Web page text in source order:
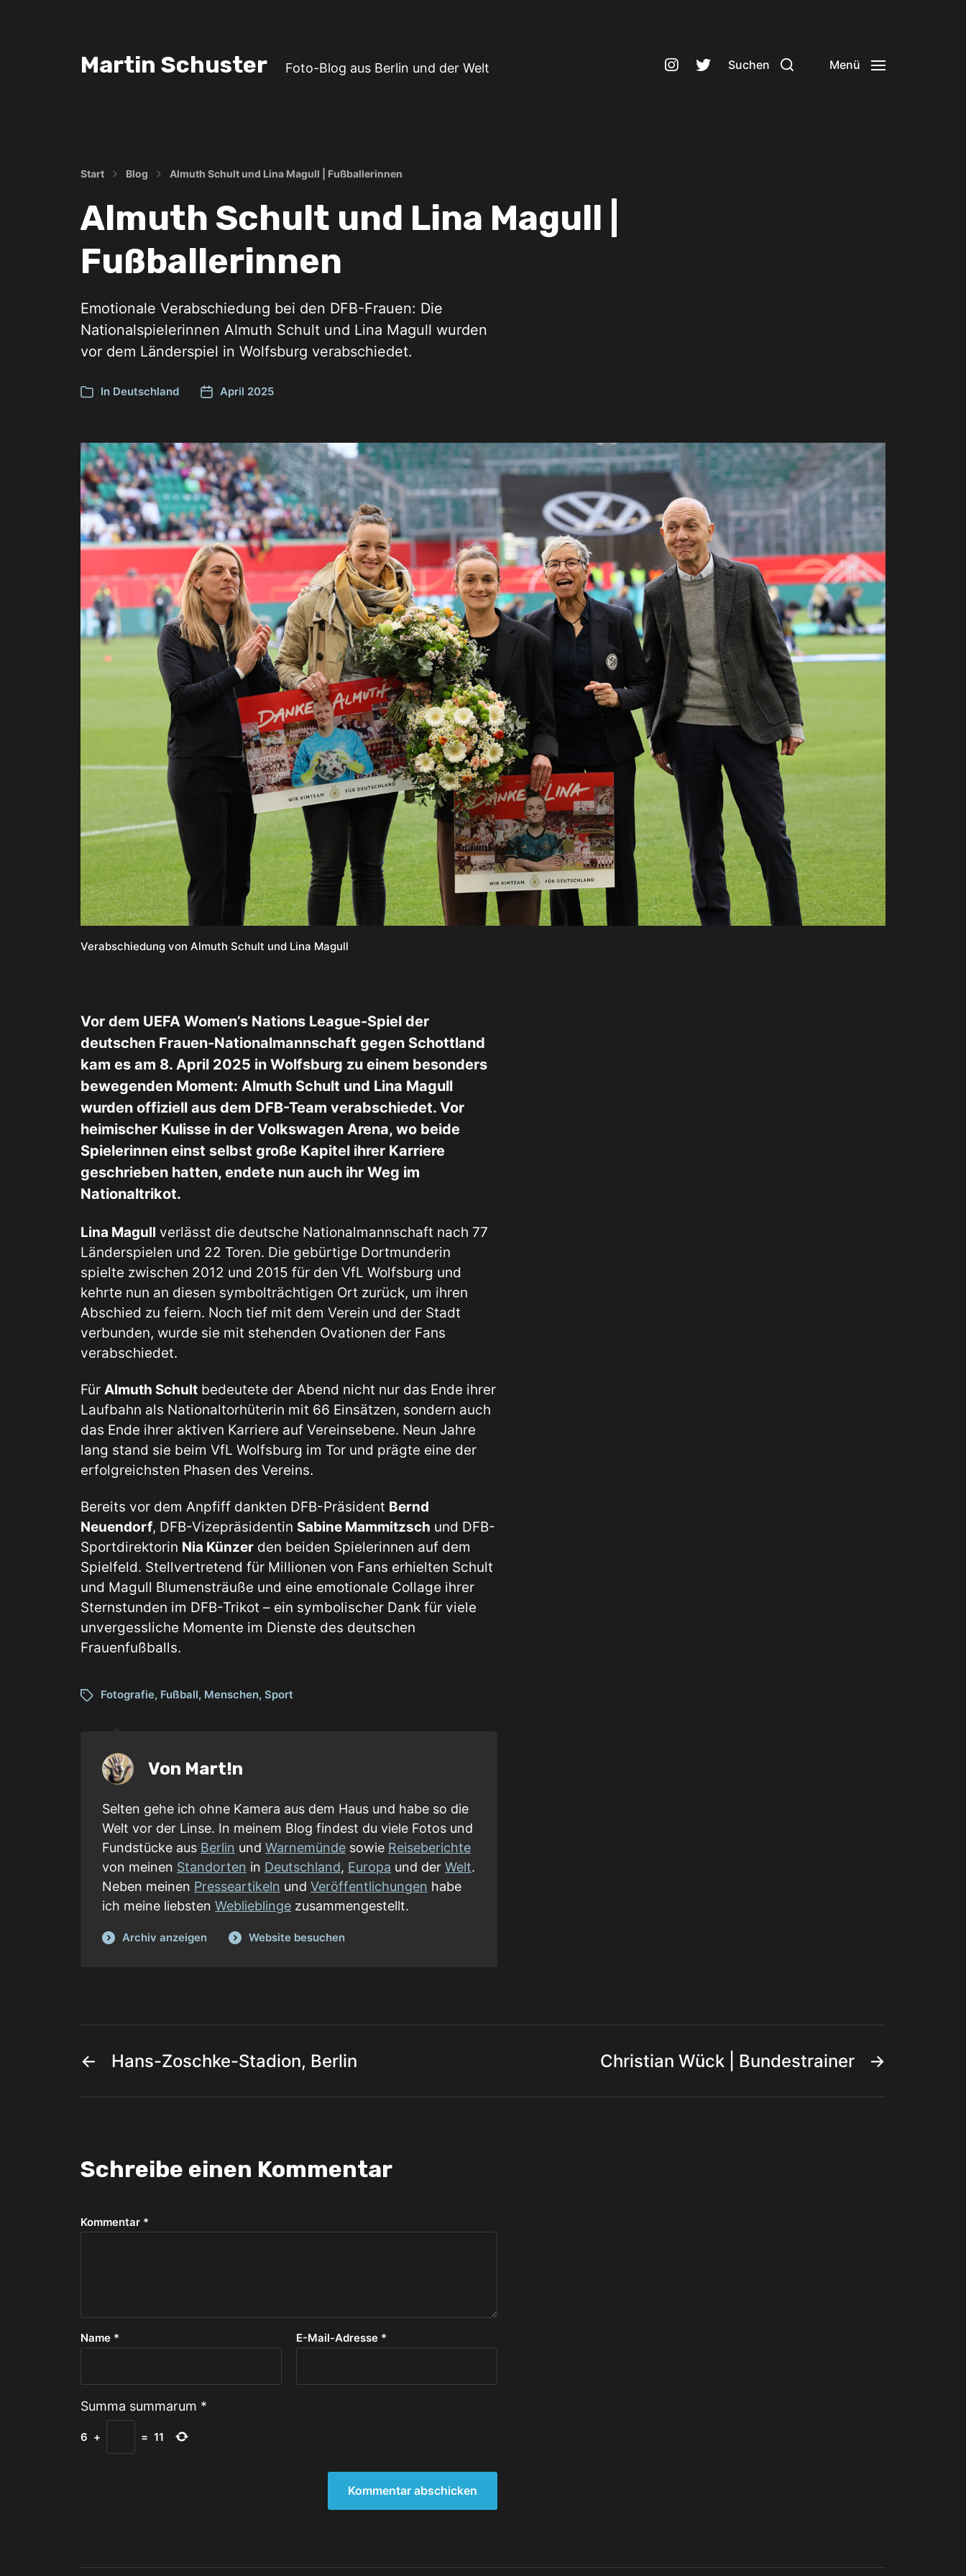
Martin Schuster Foto-Blog aus Berlin und der Welt Suchen Menü
Start Blog Almuth Schult und Lina Magull | Fußballerinnen
Almuth Schult und Lina Magull |
Fußballerinnen
Emotionale Verabschiedung bei den DFB-Frauen: Die
Nationalspielerinnen Almuth Schult und Lina Magull wurden
vor dem Länderspiel in Wolfsburg verabschiedet.
In Deutschland April 2025
Verabschiedung von Almuth Schult und Lina Magull
Vor dem UEFA Women’s Nations League-Spiel der
deutschen Frauen-Nationalmannschaft gegen Schottland
kam es am 8. April 2025 in Wolfsburg zu einem besonders
bewegenden Moment: Almuth Schult und Lina Magull
wurden offiziell aus dem DFB-Team verabschiedet. Vor
heimischer Kulisse in der Volkswagen Arena, wo beide
Spielerinnen einst selbst große Kapitel ihrer Karriere
geschrieben hatten, endete nun auch ihr Weg im
Nationaltrikot.
Lina Magull verlässt die deutsche Nationalmannschaft nach 77
Länderspielen und 22 Toren. Die gebürtige Dortmunderin
spielte zwischen 2012 und 2015 für den VfL Wolfsburg und
kehrte nun an diesen symbolträchtigen Ort zurück, um ihren
Abschied zu feiern. Noch tief mit dem Verein und der Stadt
verbunden, wurde sie mit stehenden Ovationen der Fans
verabschiedet.
Für Almuth Schult bedeutete der Abend nicht nur das Ende ihrer
Laufbahn als Nationaltorhüterin mit 66 Einsätzen, sondern auch
das Ende ihrer aktiven Karriere auf Vereinsebene. Neun Jahre
lang stand sie beim VfL Wolfsburg im Tor und prägte eine der
erfolgreichsten Phasen des Vereins.
Bereits vor dem Anpfiff dankten DFB-Präsident Bernd
Neuendorf, DFB-Vizepräsidentin Sabine Mammitzsch und DFB-
Sportdirektorin Nia Künzer den beiden Spielerinnen auf dem
Spielfeld. Stellvertretend für Millionen von Fans erhielten Schult
und Magull Blumensträuße und eine emotionale Collage ihrer
Sternstunden im DFB-Trikot – ein symbolischer Dank für viele
unvergessliche Momente im Dienste des deutschen
Frauenfußballs.
Fotografie, Fußball, Menschen, Sport
Von Mart!n
Selten gehe ich ohne Kamera aus dem Haus und habe so die
Welt vor der Linse. In meinem Blog findest du viele Fotos und
Fundstücke aus Berlin und Warnemünde sowie Reiseberichte
von meinen Standorten in Deutschland, Europa und der Welt.
Neben meinen Presseartikeln und Veröffentlichungen habe
ich meine liebsten Weblieblinge zusammengestellt.
Archiv anzeigen Website besuchen
← Hans-Zoschke-Stadion, Berlin →
Christian Wück | Bundestrainer
Schreibe einen Kommentar
Kommentar *
Name * E-Mail-Adresse *
Summa summarum *
6 + = 11